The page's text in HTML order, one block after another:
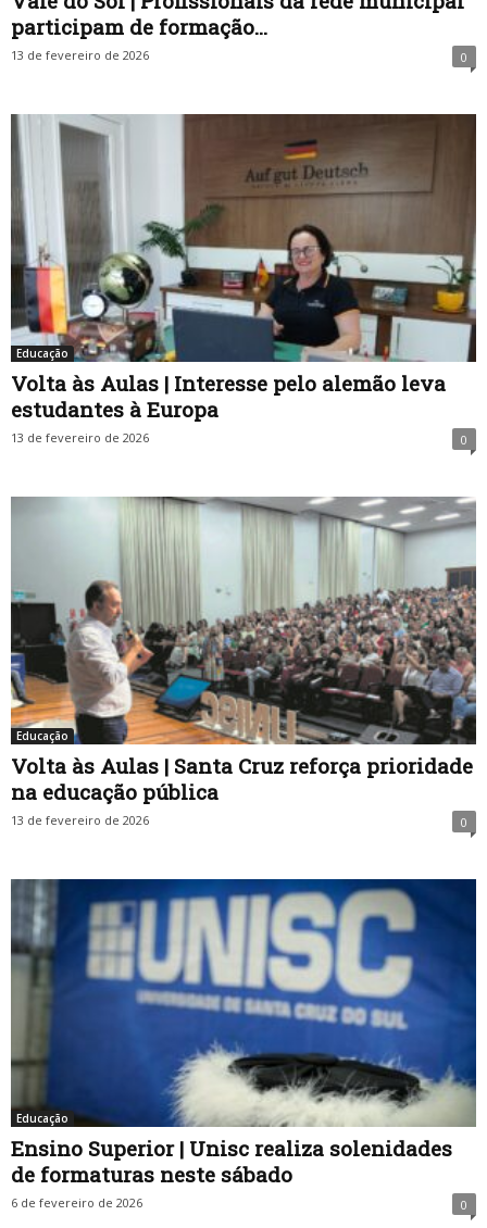
participam de formação...
13 de fevereiro de 2026 0
Educação
Volta às Aulas | Interesse pelo alemão leva
estudantes à Europa
13 de fevereiro de 2026 0
Educação
Volta às Aulas | Santa Cruz reforça prioridade
na educação pública
13 de fevereiro de 2026 0
Educação
Ensino Superior | Unisc realiza solenidades
de formaturas neste sábado
6 de fevereiro de 2026 0